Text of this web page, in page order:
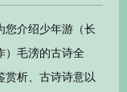
您介绍少年游（长
）毛滂的古诗全
赏析、古诗诗意以